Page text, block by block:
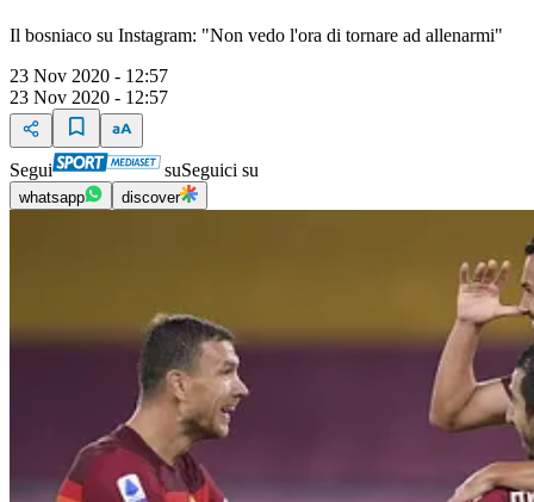
Il bosniaco su Instagram: "Non vedo l'ora di tornare ad allenarmi"
23 Nov 2020 - 12:57
23 Nov 2020 - 12:57
Segui suSeguici su
whatsapp discover